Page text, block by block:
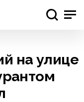
на улице